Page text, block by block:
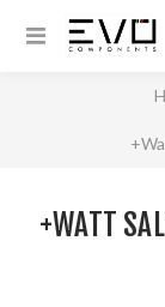
+WATT